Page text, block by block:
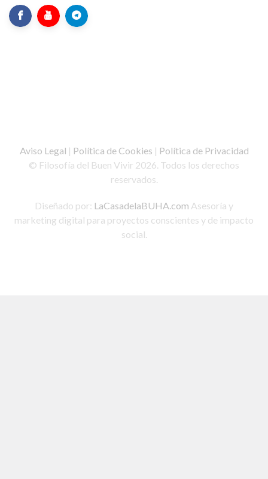
Aviso Legal | Política de Cookies | Política de Privacidad
© Filosofía del Buen Vivir 2026. Todos los derechos
reservados.
Diseñado por: LaCasadelaBUHA.com Asesoría y
marketing digital para proyectos conscientes y de impacto
social.